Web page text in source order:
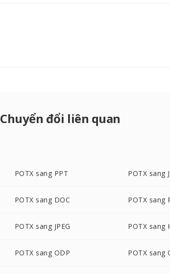
Chuyển đổi liên quan
POTX sang PPT POTX sang
POTX sang DOC POTX sang
POTX sang JPEG POTX sang
POTX sang ODP POTX sang